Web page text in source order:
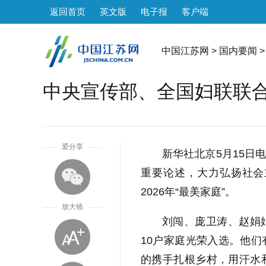
返回首页 英文版 电子报 客户端
中国江苏网 > 国内要闻
中央宣传部、全国妇联联
爱分享
放大镜
新华社北京5月15日
重要论述，大力弘扬社
2026年“最美家庭”。
刘闯、庞卫涛、赵娟
10户家庭光荣入选。他
的携手扎根乡村，用汗